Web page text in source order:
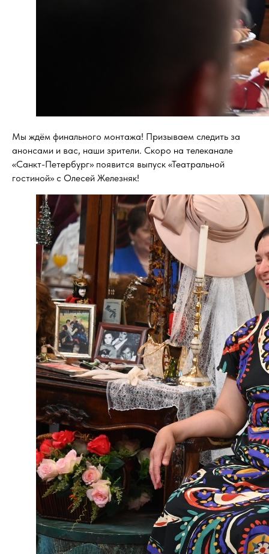
Мы ждём финального монтажа! Призываем следить за
анонсами и вас, наши зрители. Скоро на телеканале
«Санкт-Петербург» появится выпуск «Театральной
гостиной» с Олесей Железняк!